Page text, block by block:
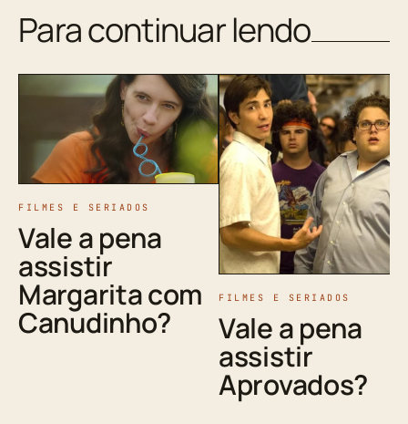
Para continuar lendo
FILMES E SERIADOS
Vale a pena
assistir
Margarita com
Canudinho?
FILMES E SERIADOS
Vale a pena
assistir
Aprovados?